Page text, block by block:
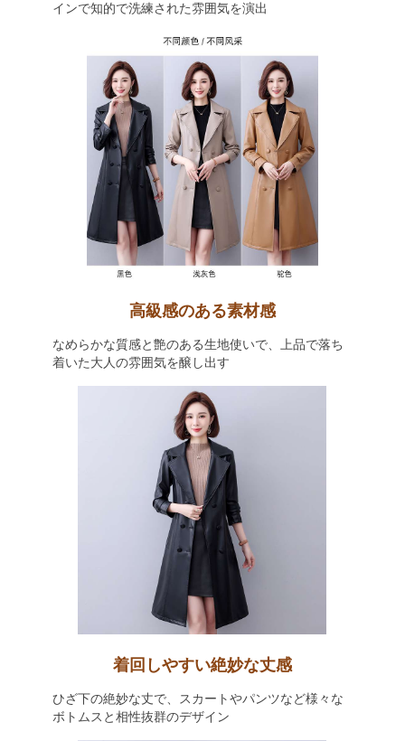
インで知的で洗練された雰囲気を演出
高級感のある素材感
なめらかな質感と艶のある生地使いで、上品で落ち
着いた大人の雰囲気を醸し出す
着回しやすい絶妙な丈感
ひざ下の絶妙な丈で、スカートやパンツなど様々な
ボトムスと相性抜群のデザイン